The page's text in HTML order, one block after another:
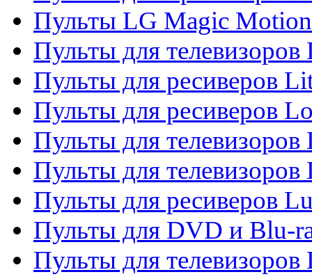
Пульты LG Magic Motion
Пульты для
Пульты для ресиверов
Пульты для ресиверов
Пульты для телевизоров
Пульты для
Пульты для ресиверов
Пульты для DVD и Blu-
Пульты для телевизоров